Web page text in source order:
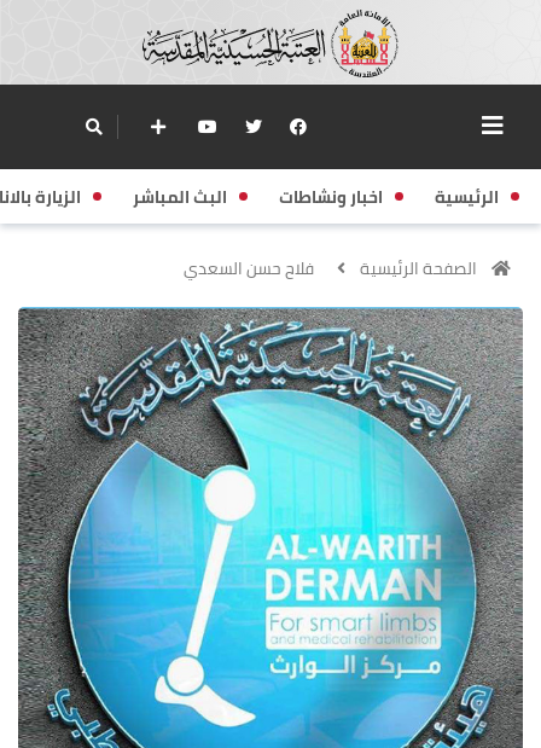
الرئيسية اخبار ونشاطات البث المباشر الزيارة
الصفحة الرئيسية فلاح حسن السعدي